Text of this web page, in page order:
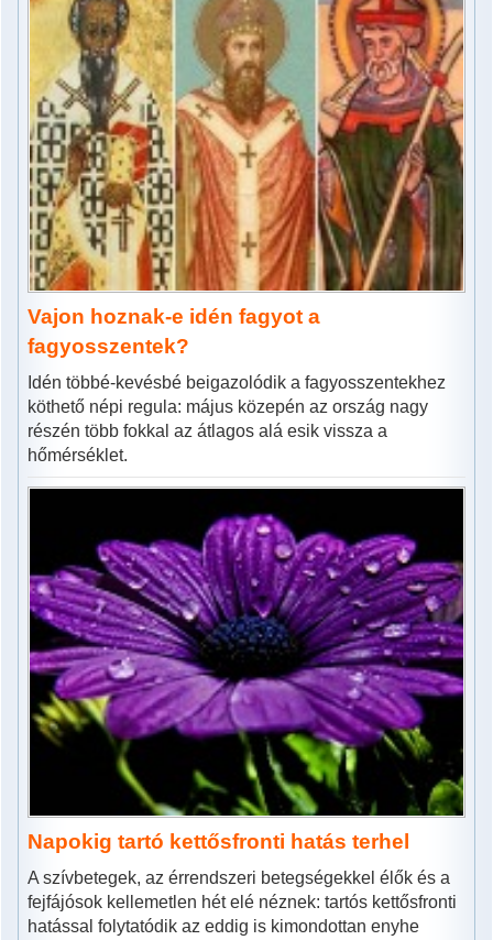
Vajon hoznak-e idén fagyot a
fagyosszentek?
Idén többé-kevésbé beigazolódik a fagyosszentekhez
köthető népi regula: május közepén az ország nagy
részén több fokkal az átlagos alá esik vissza a
hőmérséklet.
Napokig tartó kettősfronti hatás terhel
A szívbetegek, az érrendszeri betegségekkel élők és a
fejfájósok kellemetlen hét elé néznek: tartós kettősfronti
hatással folytatódik az eddig is kimondottan enyhe